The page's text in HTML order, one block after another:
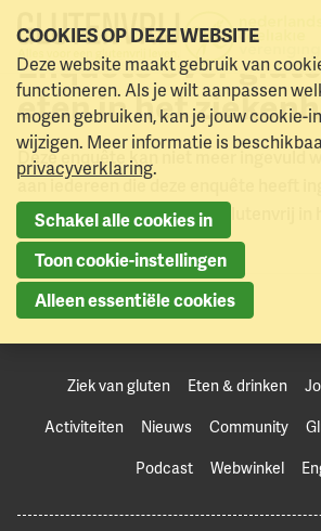
Naar menu Naar hoofdinhoud
Enquête over
eten in het
Deze enquête kan niet meer ingevuld
aan iedereen die deze enquête heeft
een beter beeld krijgen bij glutenvrij in
Ziek van gluten Eten & drinken
Activiteiten
Nieuws Community
Podcast
Webwinkel
COOKIES OP DEZE WEBSITE
Deze website maakt gebruik van
functioneren. Als je wilt aanpassen
mogen gebruiken, kan je jouw cookie-
wijzigen. Meer informatie is
privacyverklaring.
Schakel alle cookies in
Toon cookie-instellingen
Alleen essentiële cookies